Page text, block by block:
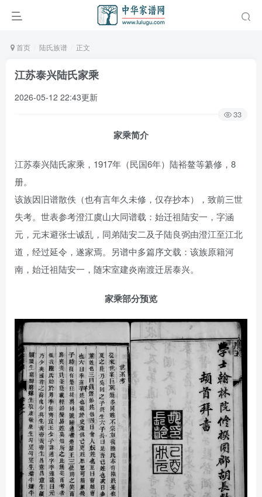
首页 陆氏族谱 正文
江苏泰兴陆氏家乘
2026-05-12 22:43更新
33
家乘简介
江苏泰兴陆氏家乘，1917年（民国6年）陆裕鳌等纂修，8
册。
该族因旧谱散佚（也有言年久未修，仅存抄本），致前三世
失考。世表参考澄江虞山大同谱载：始迁祖陆安一，字涵
元，元末避张士诚乱，同弟陆安二及子陆良弼由澄江至江北
道，经过延令，遂家焉。另谱中多篇序文载：该族原籍河
南，始迁祖陆安一，随宋室建炎南渡迁居泰兴。
家乘部分预览